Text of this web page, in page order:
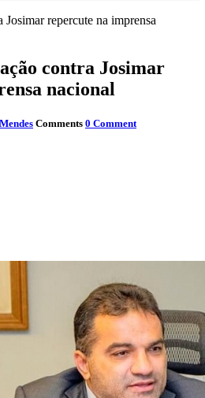
repercute na imprensa
contra Josimar
nacional
Comments 0 Comment